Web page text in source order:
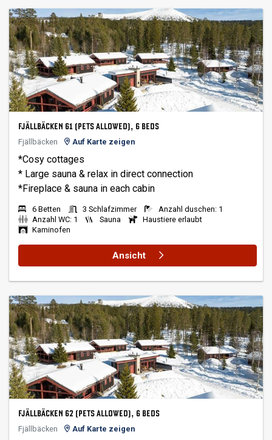
FJÄLLBÄCKEN 61 (PETS ALLOWED), 6 BEDS
Fjällbäcken
Auf Karte zeigen
*Cosy cottages
* Large sauna & relax in direct connection
6 Betten 3 Schlafzimmer
Anzahl duschen: 1
Anzahl WC: 1
Sauna
Haustiere erlaubt
Kaminofen
Ansicht
FJÄLLBÄCKEN 62 (PETS ALLOWED), 6 BEDS
Fjällbäcken
Auf Karte zeigen